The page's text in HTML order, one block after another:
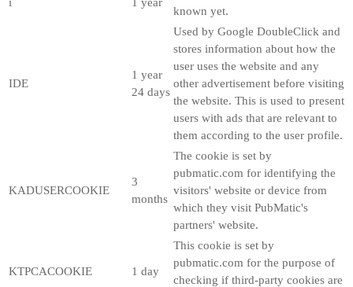
known yet.
IDE
1 year
24 days
Used by Google DoubleClick and
stores information about how the
user uses the website and any
other advertisement before visiting
the website. This is used to present
users with ads that are relevant to
them according to the user profile.
KADUSERCOOKIE
3
months
The cookie is set by
pubmatic.com for identifying the
visitors' website or device from
which they visit PubMatic's
partners' website.
KTPCACOOKIE 1 day
This cookie is set by
pubmatic.com for the purpose of
checking if third-party cookies are